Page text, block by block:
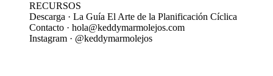
RECURSOS
Descarga · La Guía El Arte de la Planificación Cíclica
Contacto · hola@keddymarmolejos.com
Instagram · @keddymarmolejos